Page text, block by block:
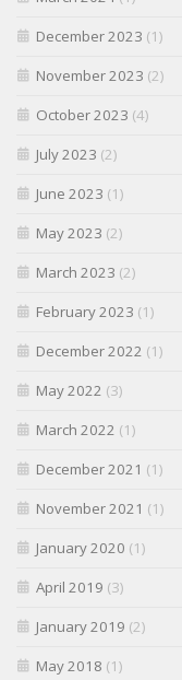
December 2023 (1)
November 2023 (2)
October 2023 (4)
July 2023 (2)
June 2023 (1)
May 2023 (2)
March 2023 (2)
February 2023 (1)
December 2022 (1)
May 2022 (3)
March 2022 (1)
December 2021 (1)
November 2021 (1)
January 2020 (1)
April 2019 (3)
January 2019 (2)
May 2018 (1)